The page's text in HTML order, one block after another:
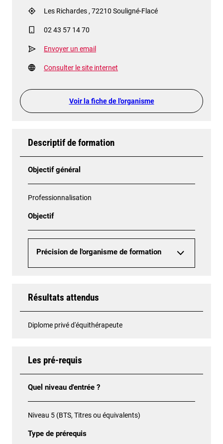
Les Richardes , 72210 Souligné-Flacé
02 43 57 14 70
Envoyer un email
Consulter le site internet
Voir la fiche de l'organisme
Descriptif de formation
Objectif général
Professionnalisation
Objectif
Précision de l'organisme de formation
Résultats attendus
Diplome privé d'équithérapeute
Les pré-requis
Quel niveau d'entrée ?
Niveau 5 (BTS, Titres ou équivalents)
Type de prérequis